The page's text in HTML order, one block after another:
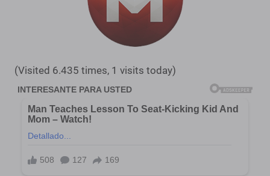
(Visited 6.435 times, 1 visits today)